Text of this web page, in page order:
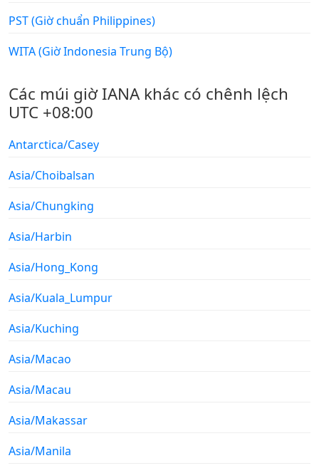
PST (Giờ chuẩn Philippines)
WITA (Giờ Indonesia Trung Bộ)
Các múi giờ IANA khác có chênh lệch
UTC +08:00
Antarctica/Casey
Asia/Choibalsan
Asia/Chungking
Asia/Harbin
Asia/Hong_Kong
Asia/Kuala_Lumpur
Asia/Kuching
Asia/Macao
Asia/Macau
Asia/Makassar
Asia/Manila